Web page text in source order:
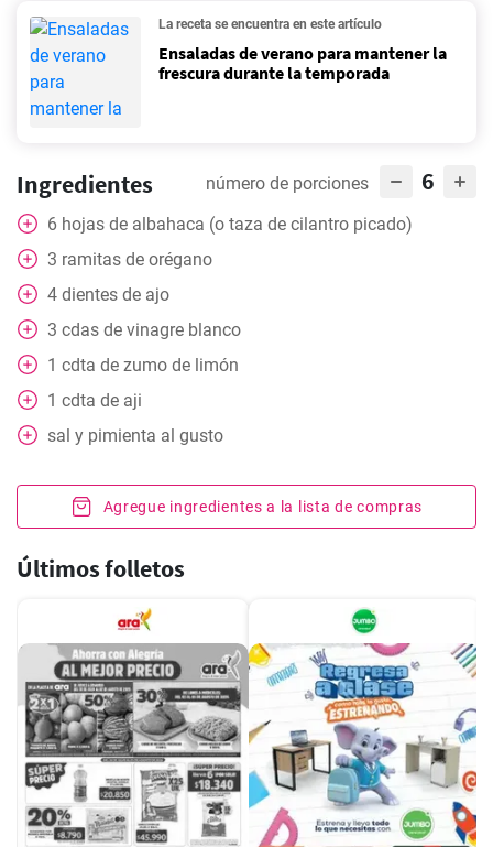
La receta se encuentra en este artículo
Ensaladas de verano para mantener la
frescura durante la temporada
Ingredientes número de porciones 6
6 hojas de albahaca (o taza de cilantro picado)
3 ramitas de orégano
4 dientes de ajo
3 cdas de vinagre blanco
1 cdta de zumo de limón
1 cdta de aji
sal y pimienta al gusto
Agregue ingredientes a la lista de compras
Últimos folletos